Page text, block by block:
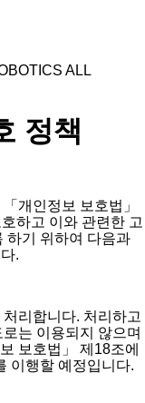
ALL
정책
개인정보 보호법」
하고 이와 관련한 고
하기 위하여 다음과
.
리합니다. 처리하고
는 이용되지 않으며
보호법」 제18조에
이행할 예정입니다.